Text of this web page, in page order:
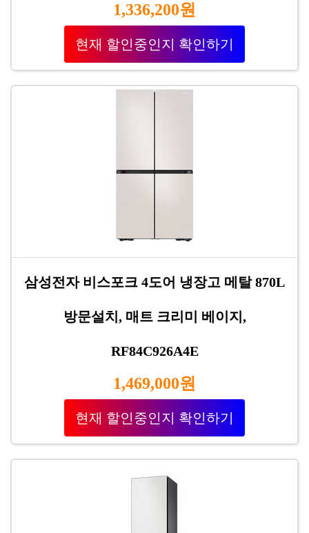
1,336,200원
현재 할인중인지 확인하기
삼성전자 비스포크 4도어 냉장고 메탈 870L
방문설치, 매트 크리미 베이지,
RF84C926A4E
1,469,000원
현재 할인중인지 확인하기